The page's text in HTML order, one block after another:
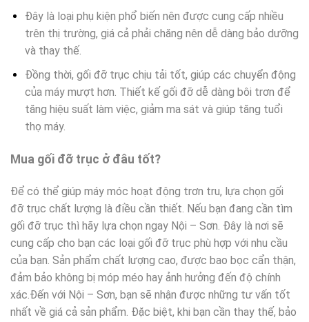
Đây là loại phụ kiện phổ biến nên được cung cấp nhiều
trên thị trường, giá cả phải chăng nên dễ dàng bảo dưỡng
và thay thế.
Đồng thời, gối đỡ trục chịu tải tốt, giúp các chuyển động
của máy mượt hơn. Thiết kế gối đỡ dễ dàng bôi trơn để
tăng hiệu suất làm việc, giảm ma sát và giúp tăng tuổi
thọ máy.
Mua gối đỡ trục ở đâu tốt?
Để có thể giúp máy móc hoạt động trơn tru, lựa chọn gối
đỡ trục chất lượng là điều cần thiết. Nếu bạn đang cần tìm
gối đỡ trục thì hãy lựa chọn ngay Nội – Sơn. Đây là nơi sẽ
cung cấp cho bạn các loại gối đỡ trục phù hợp với nhu cầu
của bạn. Sản phẩm chất lượng cao, được bao bọc cẩn thận,
đảm bảo không bị móp méo hay ảnh hưởng đến độ chính
xác.Đến với Nội – Sơn, bạn sẽ nhận được những tư vấn tốt
nhất về giá cả sản phẩm. Đặc biệt, khi bạn cần thay thế, bảo